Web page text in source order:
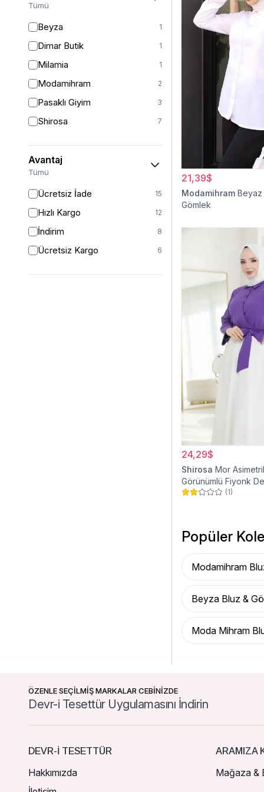
Tümü
Beyza 1
Dimar Butik 1
Milamia 1
Modamihram 2
Pasaklı Giyim 3
Shirosa 7
Avantaj
Tümü
Ücretsiz İade 15
Hızlı Kargo 12
İndirim 8
Ücretsiz Kargo 6
21,39$
Modamihram
Gömlek
24,29$
Shirosa Mor
Görünümlü Fiyonk
Gömlek
(1)
Popüler
Modamihram
Beyza Bluz &
Moda Mihram
ÖZENLE SEÇİLMİŞ MARKALAR CEBİNİZDE
Devr-i Tesettür Uygulamasını İndirin
DEVR-I TESETTÜR
Hakkımızda
ARAMIZA
Mağaza &